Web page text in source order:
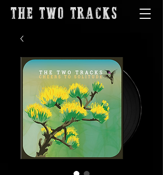
THE TWO TRACKS